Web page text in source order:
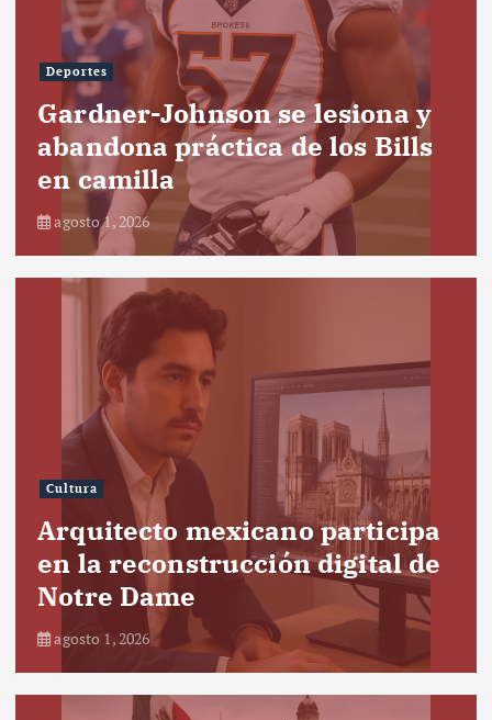
Deportes
Gardner-Johnson se lesiona y
abandona práctica de los Bills
en camilla
agosto 1, 2026
Cultura
Arquitecto mexicano participa
en la reconstrucción digital de
Notre Dame
agosto 1, 2026